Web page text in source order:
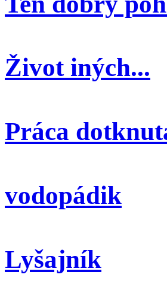
Život iných...
Práca
vodopádik
Lyšajník